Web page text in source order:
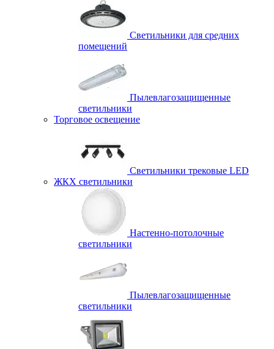
Светильники для средних
помещений
Пылевлагозащищенные
светильники
Торговое освещение
Светильники трековые LED
ЖКХ светильники
Настенно-потолочные
светильники
Пылевлагозащищенные
светильники